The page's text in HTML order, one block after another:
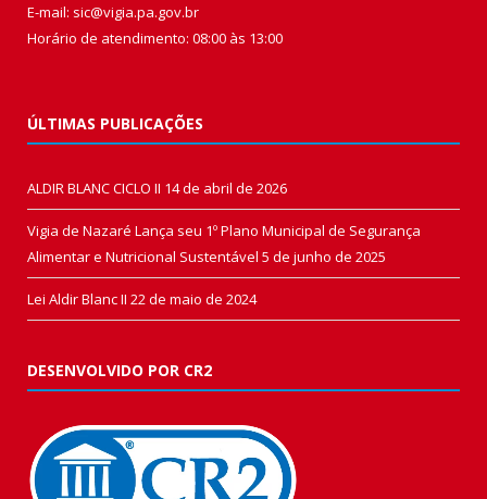
E-mail: sic@vigia.pa.gov.br
Horário de atendimento: 08:00 às 13:00
ÚLTIMAS PUBLICAÇÕES
ALDIR BLANC CICLO II 14 de abril de 2026
Vigia de Nazaré Lança seu 1º Plano Municipal de Segurança
Alimentar e Nutricional Sustentável 5 de junho de 2025
Lei Aldir Blanc II 22 de maio de 2024
DESENVOLVIDO POR CR2